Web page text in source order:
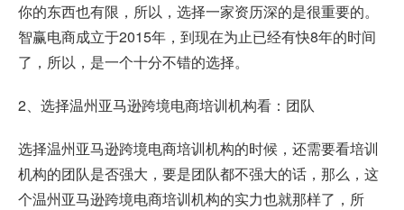
你的东西也有限，所以，选择一家资历深的是很重要的。
智赢电商成立于2015年，到现在为止已经有快8年的时间
了，所以，是一个十分不错的选择。
2、选择温州亚马逊跨境电商培训机构看：团队
选择温州亚马逊跨境电商培训机构的时候，还需要看培训
机构的团队是否强大，要是团队都不强大的话，那么，这
个温州亚马逊跨境电商培训机构的实力也就那样了，所